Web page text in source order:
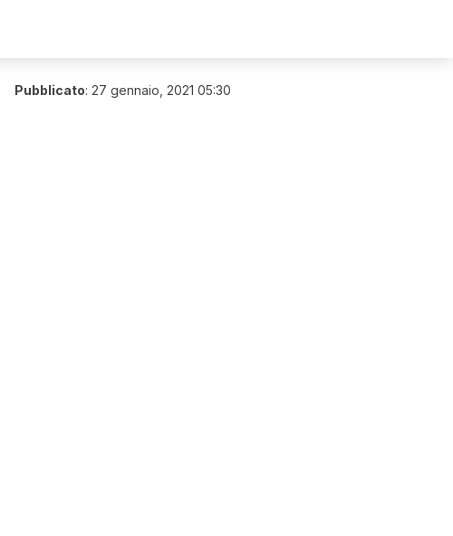
Pubblicato: 27 gennaio, 2021 05:30